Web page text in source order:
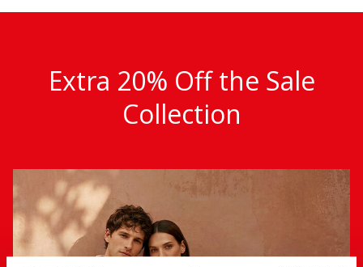
Extra 20% Off the Sale
Collection